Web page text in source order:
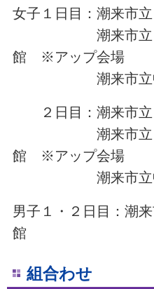
女子１日目：潮来市
潮来市立日の
館 ※アップ会場
潮来市立中
２日目：潮来市立
潮来市立日の
館 ※アップ会場
潮来市立中
男子１・２日目：潮
館
組合わせ